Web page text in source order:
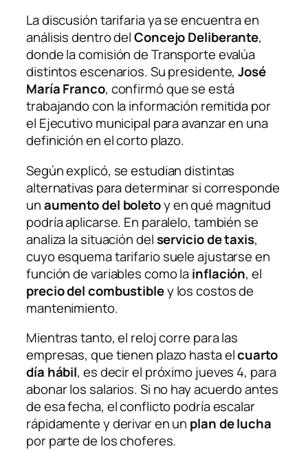
La discusión tarifaria ya se encuentra en
análisis dentro delConcejo Deliberante,
donde la comisión de Transporte evalúa
distintos escenarios. Su presidente,José
María Franco, confirmó que se está
trabajando con la información remitida por
el Ejecutivo municipal para avanzar en una
definición en el corto plazo.
Según explicó, se estudian distintas
alternativas para determinar si corresponde
unaumento del boletoy en qué magnitud
podría aplicarse. En paralelo, también se
analiza la situación delservicio de taxis,
cuyo esquema tarifario suele ajustarse en
función de variables como lainflación, el
precio del combustibley los costos de
mantenimiento.
Mientras tanto, el reloj corre para las
empresas, que tienen plazo hasta elcuarto
día hábil, es decir el próximo jueves 4, para
abonar los salarios. Si no hay acuerdo antes
de esa fecha, el conflicto podría escalar
rápidamente y derivar en un plan de lucha
por parte de los choferes.